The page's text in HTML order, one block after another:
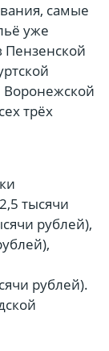
самые
уже
Пензенской
Воронежской
трёх
тысячи
рублей),
рублей).